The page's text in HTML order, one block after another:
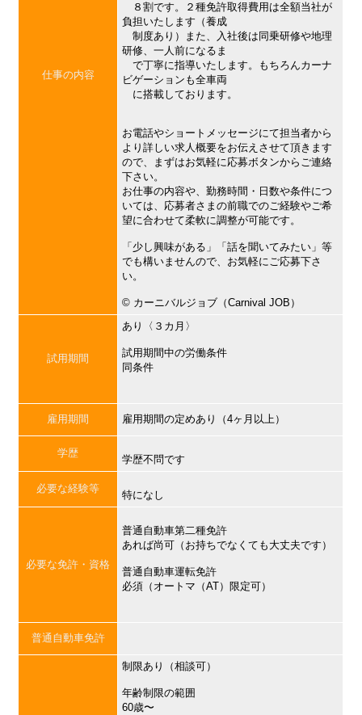
仕事の内容
８割です。２種免許取得費用は全額当社が
負担いたします（養成
制度あり）また、入社後は同乗研修や地理
研修、一人前になるま
で丁寧に指導いたします。もちろんカーナ
ビゲーションも全車両
に搭載しております。
お電話やショートメッセージにて担当者から
より詳しい求人概要をお伝えさせて頂きます
ので、まずはお気軽に応募ボタンからご連絡
下さい。
お仕事の内容や、勤務時間・日数や条件につ
いては、応募者さまの前職でのご経験やご希
望に合わせて柔軟に調整が可能です。
「少し興味がある」「話を聞いてみたい」等
でも構いませんので、お気軽にご応募下さ
い。
©︎ カーニバルジョブ（Carnival JOB）
試用期間
あり〈３カ月〉
試用期間中の労働条件
同条件
雇用期間 雇用期間の定めあり（4ヶ月以上）
学歴
学歴不問です
必要な経験等
特になし
必要な免許・資格
普通自動車第二種免許
あれば尚可（お持ちでなくても大丈夫です）
普通自動車運転免許
必須（オートマ（AT）限定可）
普通自動車免許
制限あり（相談可）
年齢制限の範囲
60歳〜